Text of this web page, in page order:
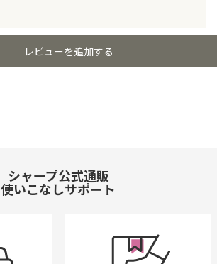
レビューを追加する
シャープ公式通販
使いこなしサポート